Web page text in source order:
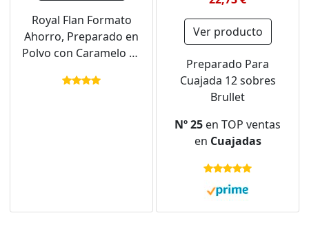
Royal Flan Formato
Ahorro, Preparado en
Polvo con Caramelo 24
g - 558 g
Ver producto
Preparado Para
Cuajada 12 sobres
Brullet
Nº 25 en TOP ventas
en Cuajadas